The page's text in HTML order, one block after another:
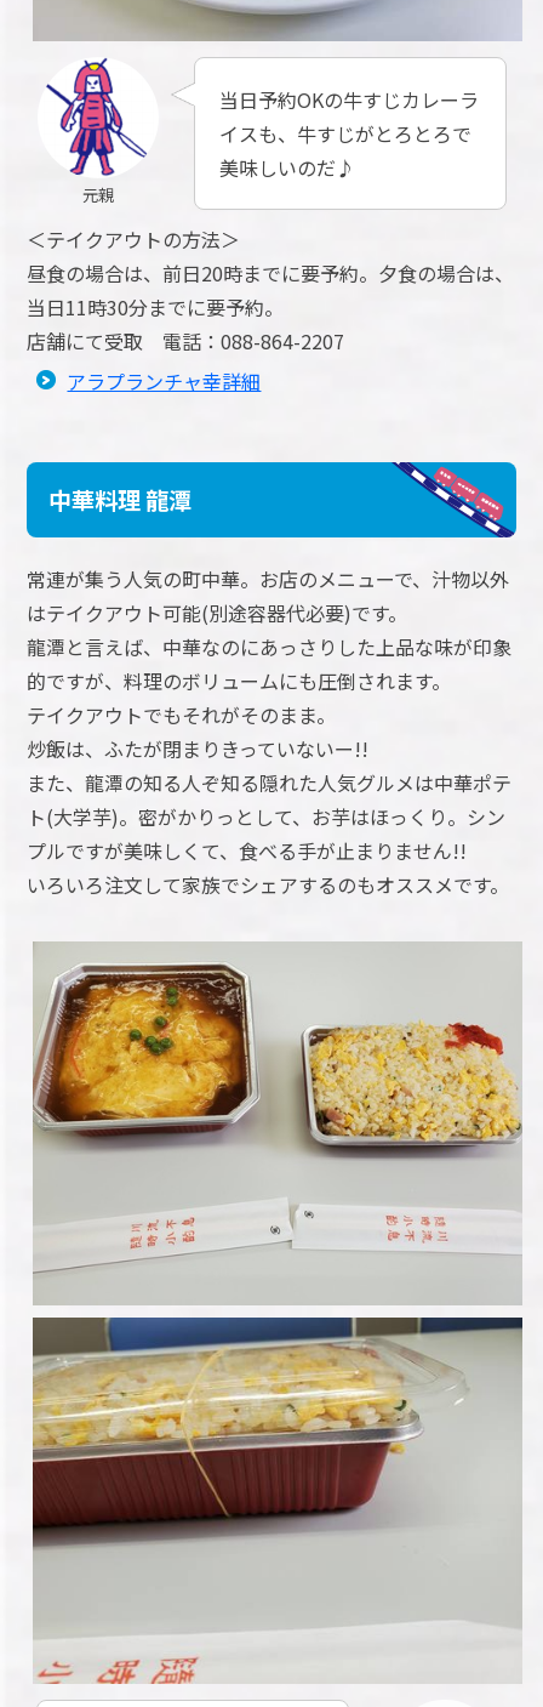
元親
当日予約OKの牛すじカレーラ
イスも、牛すじがとろとろで
美味しいのだ♪
＜テイクアウトの方法＞
昼食の場合は、前日20時までに要予約。夕食の場合は、
当日11時30分までに要予約。
店舗にて受取 電話：088-864-2207
アラプランチャ幸詳細
中華料理 龍潭
常連が集う人気の町中華。お店のメニューで、汁物以外
はテイクアウト可能(別途容器代必要)です。
龍潭と言えば、中華なのにあっさりした上品な味が印象
的ですが、料理のボリュームにも圧倒されます。
テイクアウトでもそれがそのまま。
炒飯は、ふたが閉まりきっていないー!!
また、龍潭の知る人ぞ知る隠れた人気グルメは中華ポテ
ト(大学芋)。密がかりっとして、お芋はほっくり。シン
プルですが美味しくて、食べる手が止まりません!!
いろいろ注文して家族でシェアするのもオススメです。